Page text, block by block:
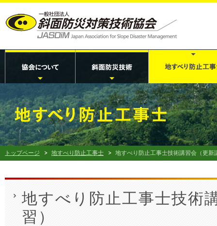
トップページ 地すべり防止工事士 地すべり防止工事士技術講習会（更新
地すべり防止工事士技術
習）